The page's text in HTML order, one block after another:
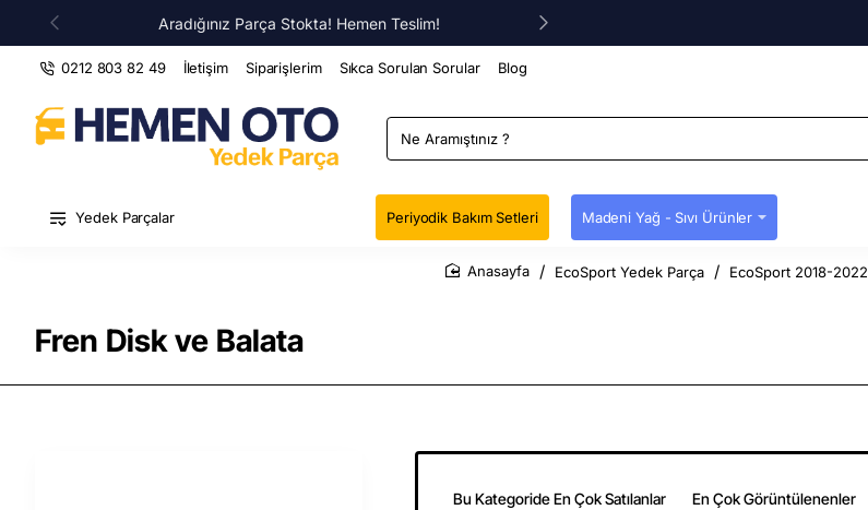
Aradığınız Parça Stokta! Hemen Teslim!
0212 803 82 49 İletişim Siparişlerim Sıkca Sorulan Sorular Blog
Ne
Aramıştınız
Yedek Parçalar Periyodik Bakım Setleri Madeni Yağ - Sıvı Ürünler
Fren Disk ve Balata
EcoSport Yedek Parça EcoSport 2018-2022
Bu Kategoride En Çok Satılanlar En Çok Görüntülenenler